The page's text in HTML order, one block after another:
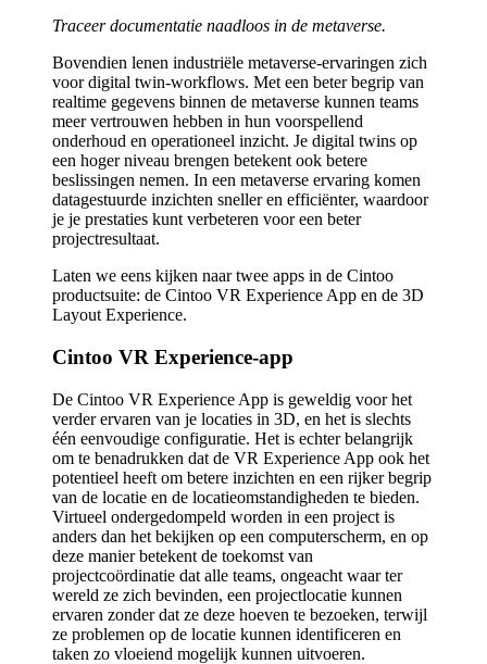
Traceer documentatie naadloos in de metaverse.
Bovendien lenen industriële metaverse-ervaringen zich
voor digital twin-workflows. Met een beter begrip van
realtime gegevens binnen de metaverse kunnen teams
meer vertrouwen hebben in hun voorspellend
onderhoud en operationeel inzicht. Je digital twins op
een hoger niveau brengen betekent ook betere
beslissingen nemen. In een metaverse ervaring komen
datagestuurde inzichten sneller en efficiënter, waardoor
je je prestaties kunt verbeteren voor een beter
projectresultaat.
Laten we eens kijken naar twee apps in de Cintoo
productsuite: de Cintoo VR Experience App en de 3D
Layout Experience.
Cintoo VR Experience-app
De Cintoo VR Experience App is geweldig voor het
verder ervaren van je locaties in 3D, en het is slechts
één eenvoudige configuratie. Het is echter belangrijk
om te benadrukken dat de VR Experience App ook het
potentieel heeft om betere inzichten en een rijker begrip
van de locatie en de locatieomstandigheden te bieden.
Virtueel ondergedompeld worden in een project is
anders dan het bekijken op een computerscherm, en op
deze manier betekent de toekomst van
projectcoördinatie dat alle teams, ongeacht waar ter
wereld ze zich bevinden, een projectlocatie kunnen
ervaren zonder dat ze deze hoeven te bezoeken, terwijl
ze problemen op de locatie kunnen identificeren en
taken zo vloeiend mogelijk kunnen uitvoeren.